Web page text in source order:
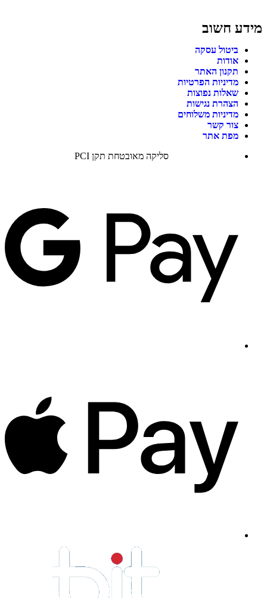
מידע חשוב
ביטול עסקה
אודות
תקנון האתר
מדיניות הפרטיות
שאלות נפוצות
הצהרת נגישות
מדיניות משלוחים
צור קשר
מפת אתר
סליקה מאובטחת תקן PCI